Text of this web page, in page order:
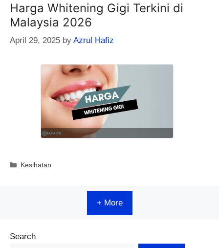
Harga Whitening Gigi Terkini di
Malaysia 2026
April 29, 2025 by Azrul Hafiz
Categories
Kesihatan
+ More
Search